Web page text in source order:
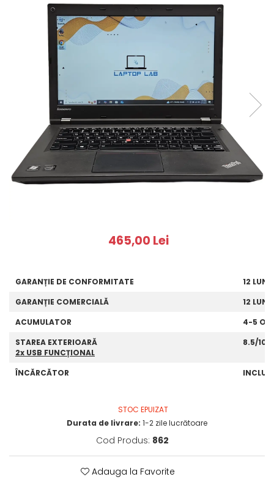
465,00 Lei
GARANȚIE DE CONFORMITATE
12 LUNI
GARANȚIE COMERCIALĂ
12 LUNI
ACUMULATOR
4-5
STAREA EXTERIOARĂ
2x USB FUNCȚIONAL
8.5/10
ÎNCĂRCĂTOR INCLUS
STOC EPUIZAT
Durata de livrare: 1-2 zile lucrătoare
Cod Produs: 862
Adauga la Favorite